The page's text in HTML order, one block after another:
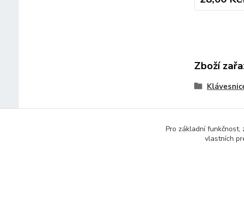
Zboží
Pro základní funkčnost,
vlastních